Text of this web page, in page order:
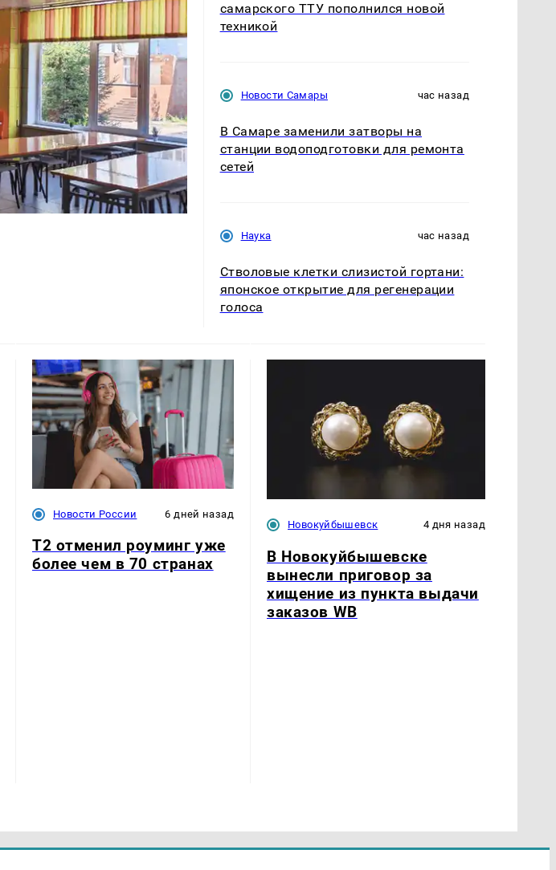
самарского ТТУ пополнился новой
техникой
Новости Самары час назад
В Самаре заменили затворы на
станции водоподготовки для ремонта
сетей
Наука час назад
Стволовые клетки слизистой гортани:
японское открытие для регенерации
голоса
Новости России 6 дней назад
Т2 отменил роуминг уже
более чем в 70 странах
Новокуйбышевск 4 дня назад
В Новокуйбышевске
вынесли приговор за
хищение из пункта выдачи
заказов WB